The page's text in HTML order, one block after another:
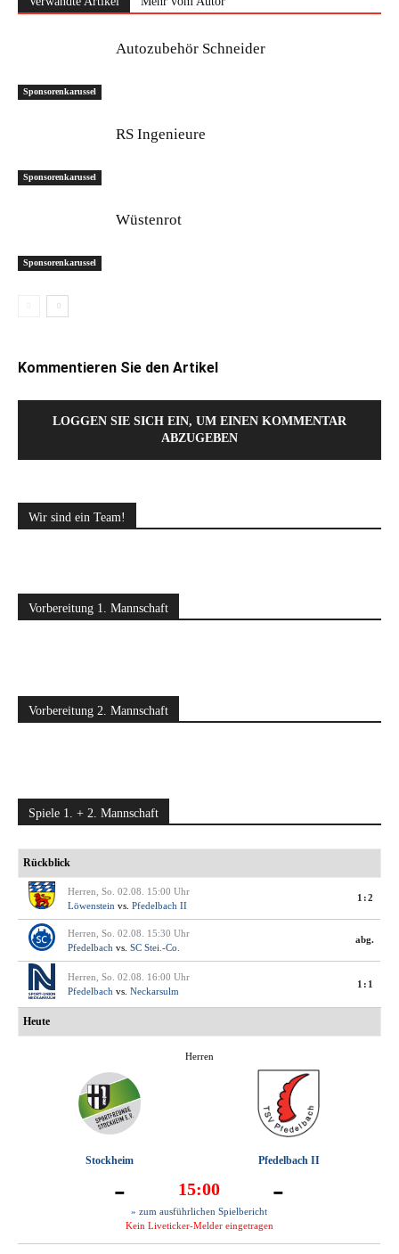
Sponsorenkarussel
Autozubehör Schneider
Sponsorenkarussel
RS Ingenieure
Sponsorenkarussel
Wüstenrot
Kommentieren Sie den Artikel
LOGGEN SIE SICH EIN, UM EINEN KOMMENTAR
ABZUGEBEN
Wir sind ein Team!
Vorbereitung 1. Mannschaft
Vorbereitung 2. Mannschaft
Spiele 1. + 2. Mannschaft
Rückblick
Herren, So. 02.08. 15:00 Uhr
Löwenstein vs. Pfedelbach II
1:2
Herren, So. 02.08. 15:30 Uhr
Pfedelbach vs. SC Stei.-Co.
abg.
Herren, So. 02.08. 16:00 Uhr
Pfedelbach vs. Neckarsulm
1:1
Heute
Herren
Stockheim Pfedelbach II
- 15:00 -
» zum ausführlichen Spielbericht
Kein Liveticker-Melder eingetragen